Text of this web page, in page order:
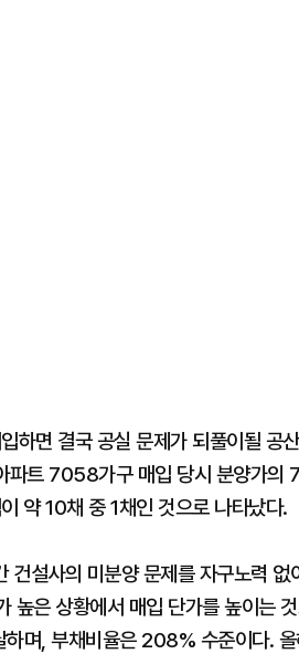
하면 결국 공실 문제가 되풀이될 공
트 7058가구 매입 당시 분양가의
약 10채 중 1채인 것으로 나타났다.
설사의 미분양 문제를 자구노력 없
높은 상황에서 매입 단가를 높이는 것
며, 부채비율은 208% 수준이다.